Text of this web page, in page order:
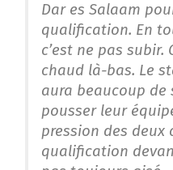
Dar es Salaam
qualification. En
c’est ne pas
chaud là-bas. Le
aura beaucoup
pousser leur
pression des deux
qualification